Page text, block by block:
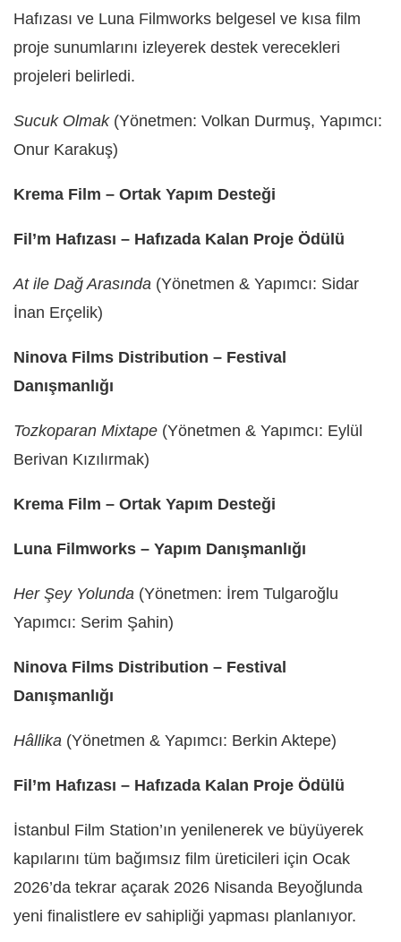
Hafızası ve Luna Filmworks belgesel ve kısa film
proje sunumlarını izleyerek destek verecekleri
projeleri belirledi.
Sucuk Olmak(Yönetmen: Volkan Durmuş, Yapımcı:
Onur Karakuş)
Krema Film – Ortak Yapım Desteği
Fil’m Hafızası – Hafızada Kalan Proje Ödülü
At ile Dağ Arasında (Yönetmen & Yapımcı: Sidar
İnan Erçelik)
Ninova Films Distribution – Festival
Danışmanlığı
Tozkoparan Mixtape (Yönetmen & Yapımcı: Eylül
Berivan Kızılırmak)
Krema Film – Ortak Yapım Desteği
Luna Filmworks – Yapım Danışmanlığı
Her Şey Yolunda (Yönetmen: İrem Tulgaroğlu
Yapımcı: Serim Şahin)
Ninova Films Distribution – Festival
Danışmanlığı
Hâllika (Yönetmen & Yapımcı: Berkin Aktepe)
Fil’m Hafızası – Hafızada Kalan Proje Ödülü
İstanbul Film Station’ın yenilenerek ve büyüyerek
kapılarını tüm bağımsız film üreticileri için Ocak
2026’da tekrar açarak 2026 Nisanda Beyoğlunda
yeni finalistlere ev sahipliği yapması planlanıyor.